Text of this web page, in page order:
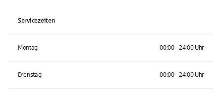
Servicezeiten
Montag 00:00 - 24:00 Uhr
Dienstag 00:00 - 24:00 Uhr